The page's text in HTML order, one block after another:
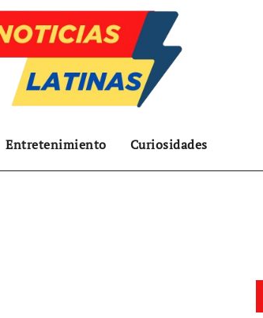
Entretenimiento Curiosidades